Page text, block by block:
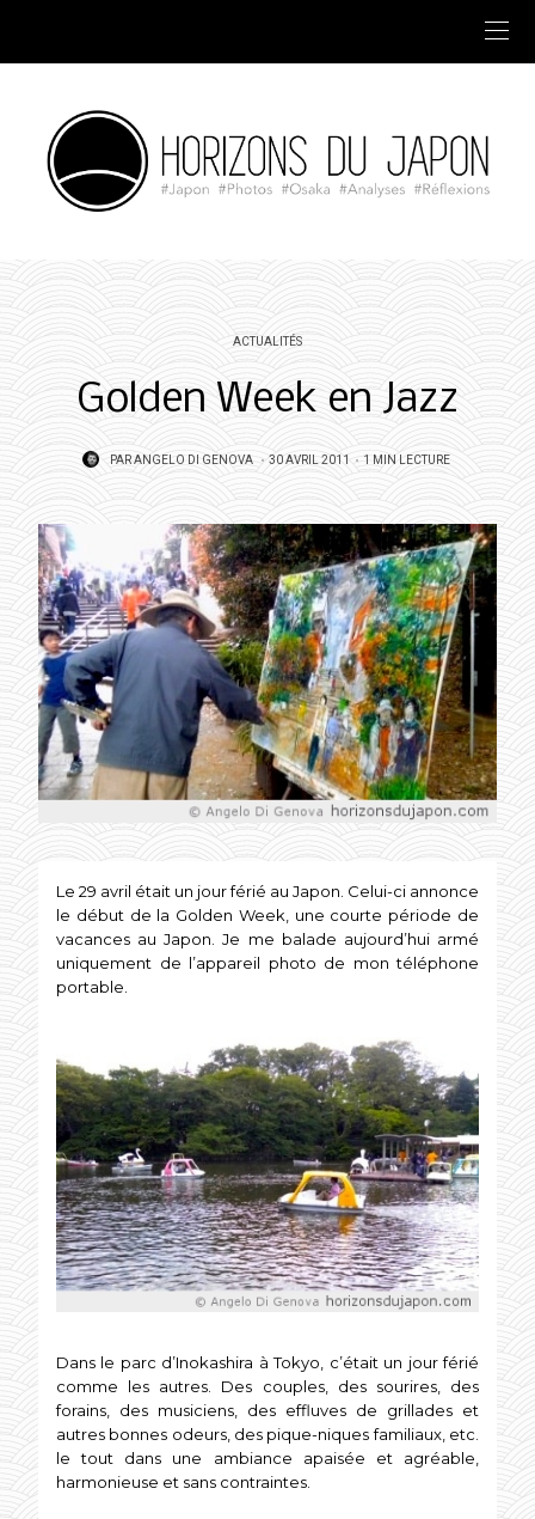
ACTUALITÉS
Golden Week en Jazz
PARANGELO DI GENOVA
POSTED
30 AVRIL 2011 1 MIN LECTURE
Le 29 avril était un jour férié au Japon. Celui-ci annonce
le début de la Golden Week, une courte période de
vacances au Japon. Je me balade aujourd’hui armé
uniquement de l’appareil photo de mon téléphone
portable.
Dans le parc d’Inokashira à Tokyo, c’était un jour férié
comme les autres. Des couples, des sourires, des
forains, des musiciens, des effluves de grillades et
autres bonnes odeurs, des pique-niques familiaux, etc.
le tout dans une ambiance apaisée et agréable,
harmonieuse et sans contraintes.